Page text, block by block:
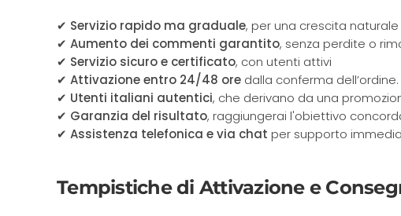
✔ Servizio rapido ma graduale, per una crescita
✔ Aumento dei commenti garantito, senza perdite o
✔ Servizio sicuro e certificato, con utenti attivi
✔ Attivazione entro 24/48 ore dalla conferma dell’ordine.
✔ Utenti italiani autentici, che derivano da una
✔ Garanzia del risultato, raggiungerai l'obiettivo
✔ Assistenza telefonica e via chat per supporto
Tempistiche di Attivazione e